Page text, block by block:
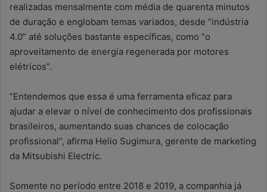
realizadas mensalmente com média de quarenta minutos
de duração e englobam temas variados, desde “indústria
4.0” até soluções bastante específicas, como “o
aproveitamento de energia regenerada por motores
elétricos”.
“Entendemos que essa é uma ferramenta eficaz para
ajudar a elevar o nível de conhecimento dos profissionais
brasileiros, aumentando suas chances de colocação
profissional”, afirma Helio Sugimura, gerente de marketing
da Mitsubishi Electric.
Somente no período entre 2018 e 2019, a companhia já